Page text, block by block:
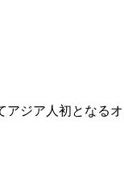
ジア人初とな